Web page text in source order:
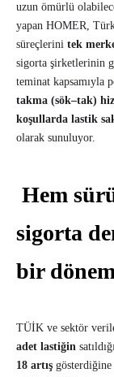
uzun ömürlü
yapan HOMER,
süreçlerini tek
sigorta şirketlerinin
teminat kapsamıyla
takma (sök–tak)
koşullarda lastik
olarak sunuluyor.
Hem
sigorta
bir
TÜİK ve sektör
adet lastiğin
18 artış gösterdiğine